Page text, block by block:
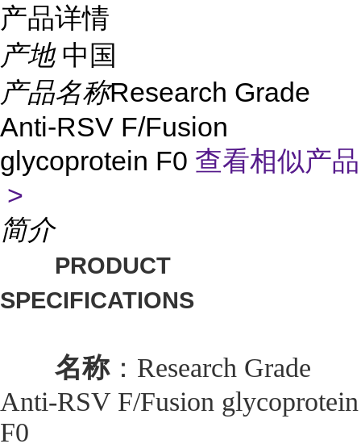
产品详情
产地 中国
产品名称Research Grade
Anti-RSV F/Fusion
glycoprotein F0 查看相似产品
>
简介
PRODUCT
SPECIFICATIONS
名称： Research Grade
Anti-RSV F/Fusion glycoprotein
F0